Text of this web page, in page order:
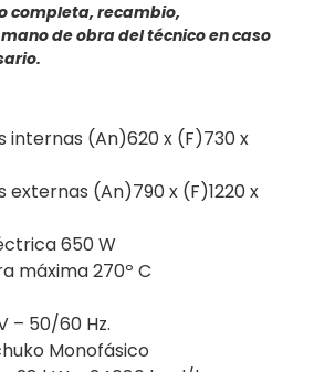
completa, recambio,
de obra del técnico en caso
internas (An)620 x (F)730 x
externas (An)790 x (F)1220 x
650 W
máxima270º C
– 50/60 Hz.
Monofásico